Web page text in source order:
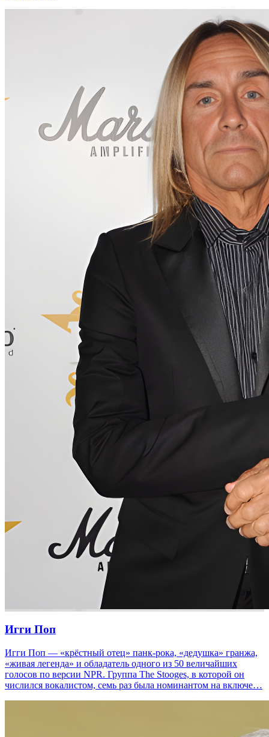
Игги Поп
Игги Поп — «крёстный отец» панк-рока, «дедушка» гранжа,
«живая легенда» и обладатель одного из 50 величайших
голосов по версии NPR. Группа The Stooges, в которой он
числился вокалистом, семь раз была номинантом на включе…